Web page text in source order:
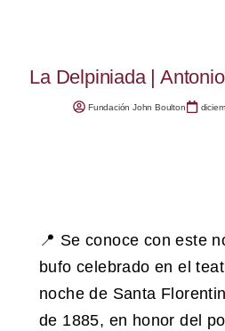
La Delpiniada |
Fundación John Boulton
📍 Se conoce con este
bufo celebrado en el
noche de Santa
de 1885, en honor del